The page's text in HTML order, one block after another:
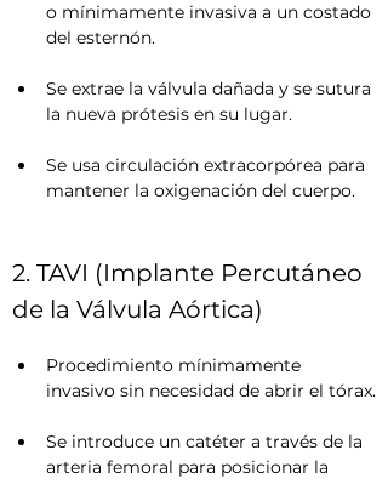
o mínimamente invasiva a un costado
del esternón.
Se extrae la válvula dañada y se sutura
la nueva prótesis en su lugar.
Se usa circulación extracorpórea para
mantener la oxigenación del cuerpo.
2. TAVI (Implante Percutáneo
de la Válvula Aórtica)
Procedimiento mínimamente
invasivo sin necesidad de abrir el tórax.
Se introduce un catéter a través de la
arteria femoral para posicionar la